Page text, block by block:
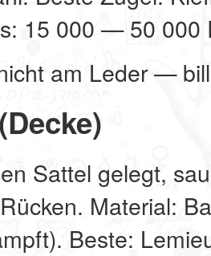
15 000 — 50 000
am Leder —
Sattel gelegt,
Material:
Beste: